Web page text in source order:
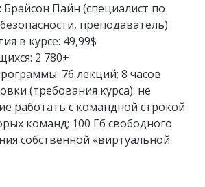
Пайн (специалист по
преподаватель)
в курсе: 49,99$
2 780+
76 лекций; 8 часов
(требования курса): не
работать с командной строкой
команд; 100 Гб свободного
собственной «виртуальной